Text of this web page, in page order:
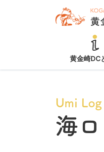
黄金崎DC
Umi
海